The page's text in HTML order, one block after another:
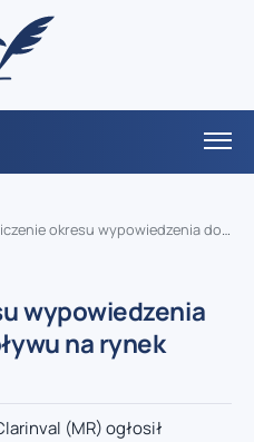
okresu wypowiedzenia do roku: Analiza wpływu na rynek pracy
wypowiedzenia
na rynek
(MR) ogłosił